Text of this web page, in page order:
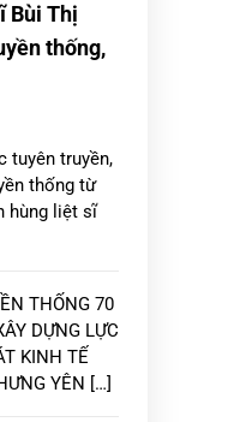
Bùi Thị
thống,
tuyên truyền,
thống từ
hùng liệt sĩ
THỐNG 70
DỰNG LỰC
KINH TẾ
YÊN […]